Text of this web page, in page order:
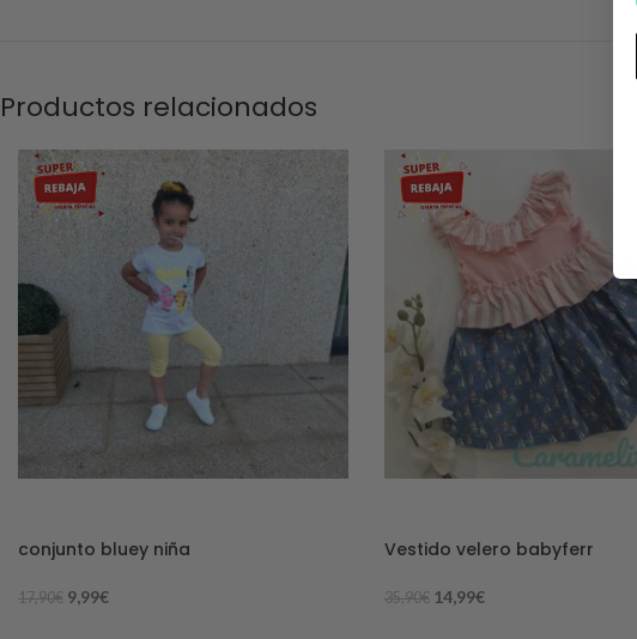
Productos relacionados
conjunto bluey niña
17,90€ 9,99€
Vestido velero babyferr
35,90€ 14,99€